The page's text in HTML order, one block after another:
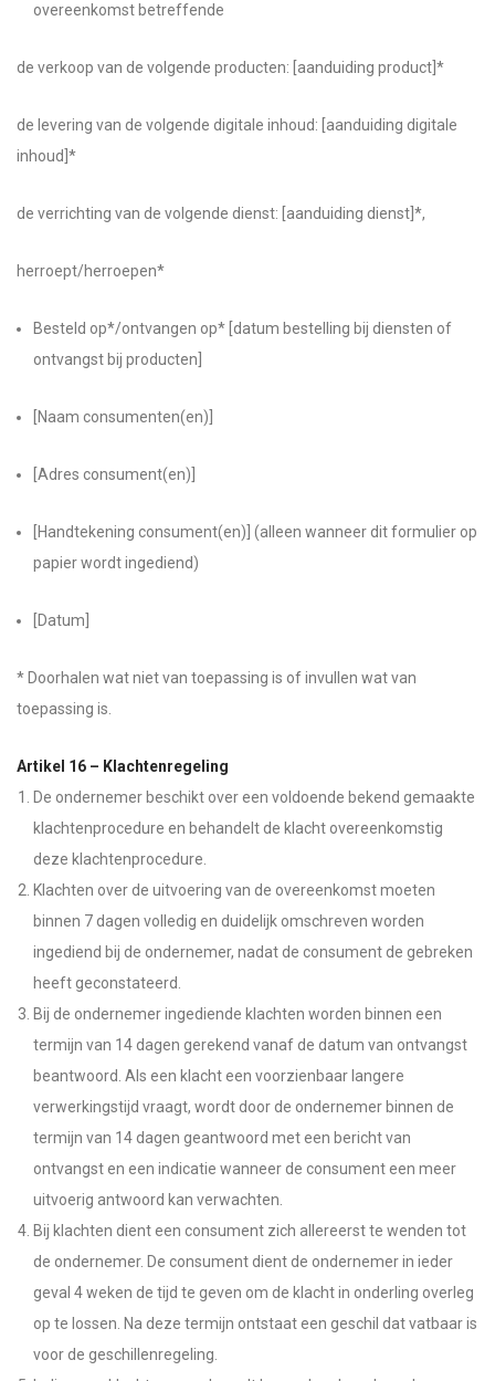
overeenkomst betreffende
de verkoop van de volgende producten: [aanduiding product]*
de levering van de volgende digitale inhoud: [aanduiding digitale
inhoud]*
de verrichting van de volgende dienst: [aanduiding dienst]*,
herroept/herroepen*
Besteld op*/ontvangen op* [datum bestelling bij diensten of
ontvangst bij producten]
[Naam consumenten(en)]
[Adres consument(en)]
[Handtekening consument(en)] (alleen wanneer dit formulier op
papier wordt ingediend)
[Datum]
* Doorhalen wat niet van toepassing is of invullen wat van
toepassing is.
Artikel 16 – Klachtenregeling
De ondernemer beschikt over een voldoende bekend gemaakte
klachtenprocedure en behandelt de klacht overeenkomstig
deze klachtenprocedure.
Klachten over de uitvoering van de overeenkomst moeten
binnen 7 dagen volledig en duidelijk omschreven worden
ingediend bij de ondernemer, nadat de consument de gebreken
heeft geconstateerd.
Bij de ondernemer ingediende klachten worden binnen een
termijn van 14 dagen gerekend vanaf de datum van ontvangst
beantwoord. Als een klacht een voorzienbaar langere
verwerkingstijd vraagt, wordt door de ondernemer binnen de
termijn van 14 dagen geantwoord met een bericht van
ontvangst en een indicatie wanneer de consument een meer
uitvoerig antwoord kan verwachten.
Bij klachten dient een consument zich allereerst te wenden tot
de ondernemer. De consument dient de ondernemer in ieder
geval 4 weken de tijd te geven om de klacht in onderling overleg
op te lossen. Na deze termijn ontstaat een geschil dat vatbaar is
voor de geschillenregeling.